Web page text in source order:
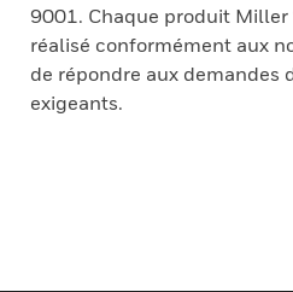
9001. Chaque produit Miller
réalisé conformément aux
de répondre aux demandes
exigeants.